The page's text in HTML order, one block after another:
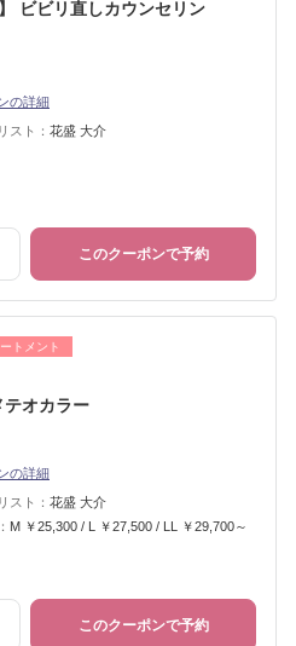
ビビリ直しカウンセリン
の詳細
スト： 花盛 大介
このクーポンで予約
トメント
テオカラー
の詳細
スト： 花盛 大介
M ￥25,300 / L ￥27,500 / LL ￥29,700～
このクーポンで予約